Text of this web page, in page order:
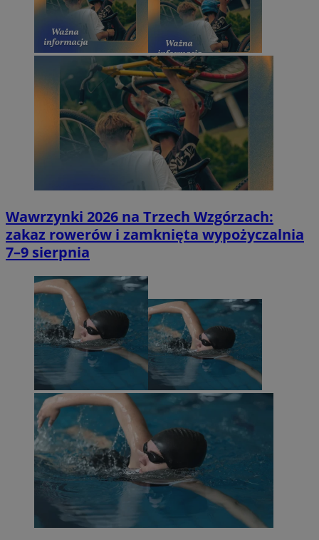
Wawrzynki 2026 na Trzech Wzgórzach:
zakaz rowerów i zamknięta wypożyczalnia
7–9 sierpnia